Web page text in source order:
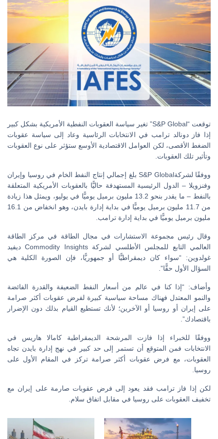
توقعت “S&P Global” تغير سياسة العقوبات النفطية الأمريكية بشكل كبير
إذا فاز دونالد ترامب في الانتخابات الرئاسية وعاد إلى سياسة عقوبات
الضغط الأقصى، لكن العوامل الاقتصادية الأوسع ستؤثر على نوع العقوبات
وتأثير تلك العقوبات.
ووفقًا لشركةS&P Global بلغ إجمالي إنتاج النفط الخام في روسيا وإيران
وفنزويلا – الدول الرئيسية المستهدفة حاليًّا بالعقوبات الأمريكية المتعلقة
بالنفط – ما يقدر بنحو 13.2 مليون برميل يوميًّا في يوليو، ويمثل هذا زيادة
من 11.7 مليون برميل يوميًّا في بداية إدارة بايدن، وهو انخفاض من 16.1
مليون برميل يوميًّا في بداية إدارة ترامب.
وقال رئيس مجموعة الاستشارات في مجال الطاقة في مركز الطاقة
العالمي التابع للمجلس الأطلسي لشركة Commodity Insights ديفيد
غولدوين: “سواء كان ديمقراطيًّا أو جمهوريًّا، فإن الصورة الكلية هي
السؤال الأول حقًّا”.
وأضاف: “إذا كنا في عالم من أسعار النفط الضعيفة والقدرة الفائضة
والنمو المعتدل فهناك مساحة سياسية كبيرة لفرض عقوبات أكثر صرامة
على إيران أو روسيا أو الآخرين؛ لأنك تستطيع القيام بذلك دون الإضرار
باقتصادك”.
ووفقًا للخبراء إذا فازت المرشحة الديمقراطية كامالا هاريس في
الانتخابات فمن المتوقع أن تستمر إلى حد كبير في نهج إدارة بايدن تجاه
العقوبات، مع فرض عقوبات أكثر صرامة تركز في المقام الأول على
روسيا.
لكن إذا فاز ترامب فقد يعود إلى فرض عقوبات صارمة على إيران مع
تخفيف العقوبات على روسيا في مقابل اتفاق سلام.